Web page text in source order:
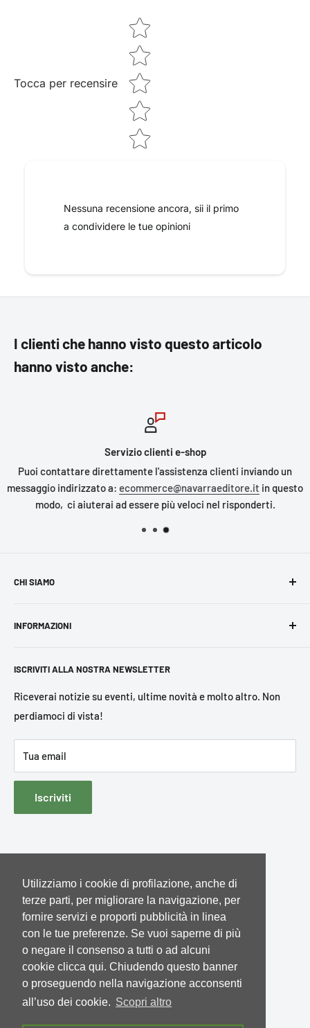
Utilizziamo i cookie di profilazione, anche di
terze parti, per migliorare la navigazione, per
fornire servizi e proporti pubblicità in linea
con le tue preferenze. Se vuoi saperne di più
o negare il consenso a tutti o ad alcuni
cookie clicca qui. Chiudendo questo banner
o proseguendo nella navigazione acconsenti
all’uso dei cookie. Scopri altro
Tocca per recensire
Star rating
Nessuna recensione ancora, sii il primo
a condividere le tue opinioni
I clienti che hanno visto questo articolo
hanno visto anche:
Servizio clienti e-shop
Puoi contattare direttamente l'assistenza clienti inviando un
messaggio indirizzato a: ecommerce@navarraeditore.it in questo
modo, ci aiuterai ad essere più veloci nel risponderti.
CHI SIAMO
di impegno civile,
interesse sono legalità, migrazioni, questione di genere,
INFORMAZIONI
Legal
Privacy Policy
Condizioni generali di vendita
Cookies e dati di navigazione
Contatti
ISCRIVITI ALLA NOSTRA NEWSLETTER
Riceverai notizie su eventi, ultime novità e molto altro. Non
perdiamoci di vista!
Tua email
Iscriviti
Seguici
We Accept
© Navarra e-shop